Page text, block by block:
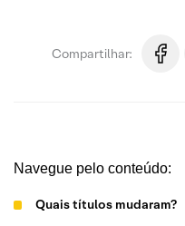
Compartilhar:
Navegue pelo conteúdo:
Quais títulos mudaram?